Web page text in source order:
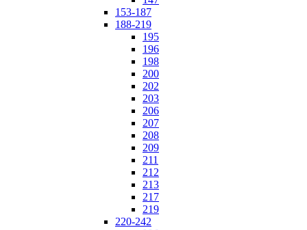
153-187
188-219
195
196
198
200
202
203
206
207
208
209
211
212
213
217
219
220-242